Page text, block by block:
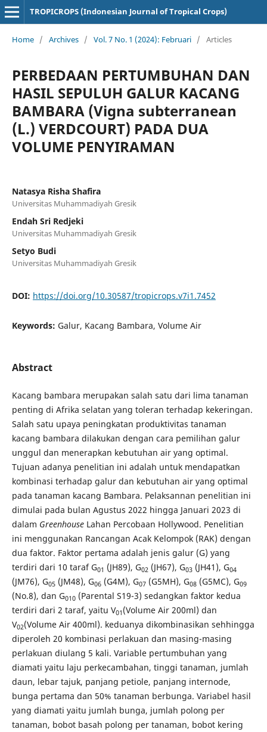
TROPICROPS (Indonesian Journal of Tropical Crops)
Home / Archives / Vol. 7 No. 1 (2024): Februari / Articles
PERBEDAAN PERTUMBUHAN DAN
HASIL SEPULUH GALUR KACANG
BAMBARA (Vigna subterranean
(L.) VERDCOURT) PADA DUA
VOLUME PENYIRAMAN
Natasya Risha Shafira
Universitas Muhammadiyah Gresik
Endah Sri Redjeki
Universitas Muhammadiyah Gresik
Setyo Budi
Universitas Muhammadiyah Gresik
DOI: https://doi.org/10.30587/tropicrops.v7i1.7452
Keywords: Galur, Kacang Bambara, Volume Air
Abstract
Kacang bambara merupakan salah satu dari lima tanaman
penting di Afrika selatan yang toleran terhadap kekeringan.
Salah satu upaya peningkatan produktivitas tanaman
kacang bambara dilakukan dengan cara pemilihan galur
unggul dan menerapkan kebutuhan air yang optimal.
Tujuan adanya penelitian ini adalah untuk mendapatkan
kombinasi terhadap galur dan kebutuhan air yang optimal
pada tanaman kacang Bambara. Pelaksannan penelitian ini
dimulai pada bulan Agustus 2022 hingga Januari 2023 di
dalam Greenhouse Lahan Percobaan Hollywood. Penelitian
ini menggunakan Rancangan Acak Kelompok (RAK) dengan
dua faktor. Faktor pertama adalah jenis galur (G) yang
terdiri dari 10 taraf G01 (JH89), G02 (JH67), G03 (JH41), G04
(JM76), G05(JM48), G06(G4M), G07(G5MH), G08(G5MC), G09
(No.8), dan G010(Parental S19-3) sedangkan faktor kedua
terdiri dari 2 taraf, yaitu V01 (Volume Air 200ml) dan
V02(Volume Air 400ml). keduanya dikombinasikan sehhingga
diperoleh 20 kombinasi perlakuan dan masing-masing
perlakuan diulang 5 kali. Variable pertumbuhan yang
diamati yaitu laju perkecambahan, tinggi tanaman, jumlah
daun, lebar tajuk, panjang petiole, panjang internode,
bunga pertama dan 50% tanaman berbunga. Variabel hasil
yang diamati yaitu jumlah bunga, jumlah polong per
tanaman, bobot basah polong per tanaman, bobot kering